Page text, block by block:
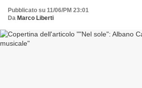
Pubblicato su 11/06/PM 23:01
Da Marco Liberti